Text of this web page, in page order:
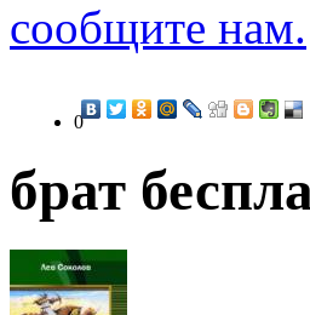
сообщите нам.
0
брат